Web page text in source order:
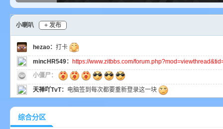
小喇叭 + 发布
hezao： 打卡
mincHR549： https://www.zitbbs.com/
小僵尸：
天禅吖TvT： 电脑签到每次都要重新登录这一块
nxcn
综合分区